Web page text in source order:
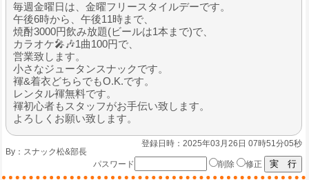
毎週金曜日は、金曜フリースタイルデーです。
午後6時から、午後11時まで、
焼酎3000円飲み放題(ビールは1本まで)で、
カラオケ🎤🎶1曲100円で、
営業致します。
小さなジュータンスナックです。
褌&着衣どちらでもO.K.です。
レンタル褌無料です。
褌初心者もスタッフがお手伝い致します。
よろしくお願い致します。
登録日時：2025年03月26日 07時51分05秒
By： スナック松&部長
パスワード
削除 修正